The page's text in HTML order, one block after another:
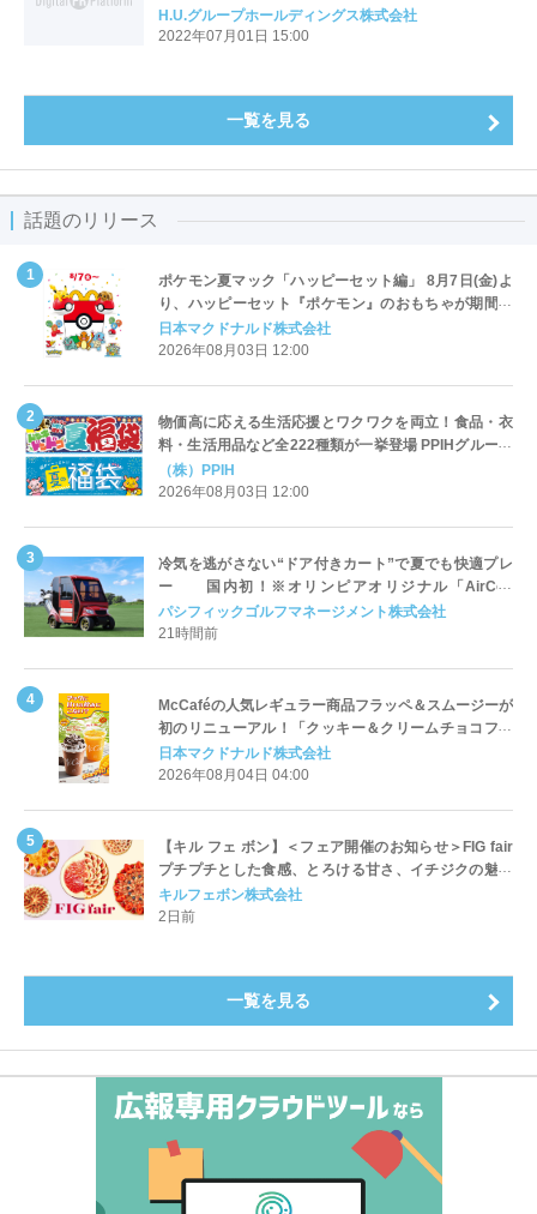
H.U.グループホールディングス株式会社
2022年07月01日 15:00
一覧を見る
話題のリリース
ポケモン夏マック「ハッピーセット編」 8月7日(金)よ
り、ハッピーセット『ポケモン』のおもちゃが期間限
定登場
日本マクドナルド株式会社
2026年08月03日 12:00
物価高に応える生活応援とワクワクを両立！食品・衣
料・生活用品など全222種類が一挙登場 PPIHグループ
「夏福袋」＆セール 8月6日(木)より順次スタート
（株）PPIH
2026年08月03日 12:00
冷気を逃がさない“ドア付きカート”で夏でも快適プレ
ー 国内初！※オリンピアオリジナル「AirCon
Cart（エアコンカート）」導入 | ＰＧＭ
パシフィックゴルフマネージメント株式会社
21時間前
McCaféの人気レギュラー商品フラッペ＆スムージーが
初のリニューアル！「クッキー＆クリームチョコフラ
ッペ」「マンゴースムージー」8月5日（水）から販売
開始
日本マクドナルド株式会社
2026年08月04日 04:00
【キル フェ ボン】＜フェア開催のお知らせ＞FIG fair
プチプチとした食感、とろける甘さ、イチジクの魅力
をたっぷりと。新作を含め、イチジク尽くしの全4種が
登場8月20日（木）スタート
キルフェボン株式会社
2日前
一覧を見る